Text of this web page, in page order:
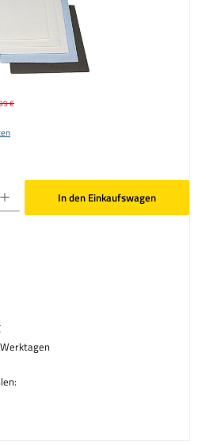
€
ein oder benutze die Schaltflächen um die Anzahl zu
In den Einkaufswagen